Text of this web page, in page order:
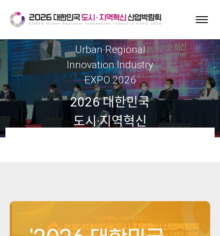
Urban·Regional
Innovation Industry
EXPO 2026
2026 대한민국
도시·지역혁신